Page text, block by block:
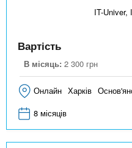
IT-Univer,
Вартість
В місяць: 2 300 грн
Онлайн Харків
8 місяців